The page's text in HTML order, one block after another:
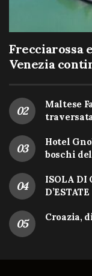
Frecciarossa
Venezia
Maltese
Hotel
boschi
ISOLA DI
D’ESTATE
Croazia,